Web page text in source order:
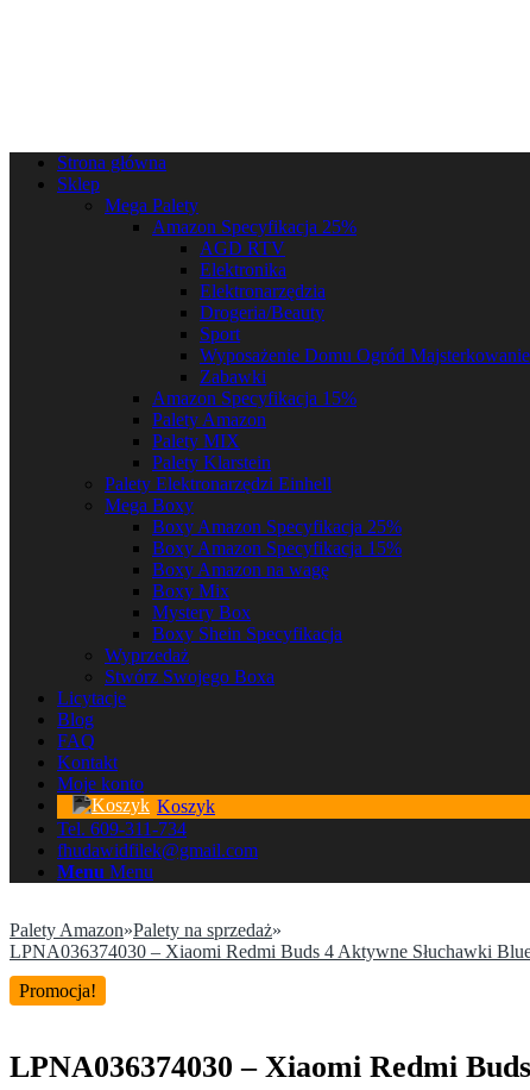
Strona główna
Sklep
Mega Palety
Amazon Specyfikacja 25%
AGD RTV
Elektronika
Elektronarzędzia
Drogeria/Beauty
Sport
Wyposażenie Domu Ogród Majsterkowanie
Zabawki
Amazon Specyfikacja 15%
Palety Amazon
Palety MIX
Palety Klarstein
Palety Elektronarzędzi Einhell
Mega Boxy
Boxy Amazon Specyfikacja 25%
Boxy Amazon Specyfikacja 15%
Boxy Amazon na wagę
Boxy Mix
Mystery Box
Boxy Shein Specyfikacja
Wyprzedaż
Stwórz Swojego Boxa
Licytacje
Blog
FAQ
Kontakt
Moje konto
Koszyk
Tel. 609-311-734
fhudawidfilek@gmail.com
Menu Menu
Palety Amazon»Palety na sprzedaż»
LPNA036374030 – Xiaomi Redmi Buds 4 Aktywne Słuchawki
Promocja!
LPNA036374030 – Xiaomi Redmi